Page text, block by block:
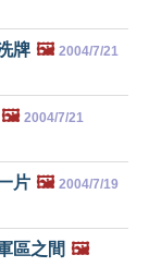
牌 🖼️ 2004/7/21
🖼️ 2004/7/21
片 🖼️ 2004/7/19
區之間 🖼️